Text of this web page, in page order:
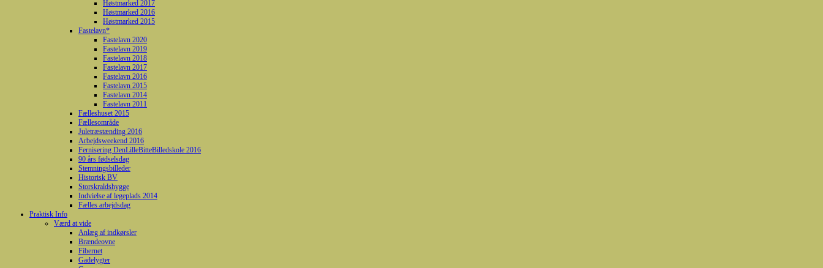
Høstmarked 2017
Høstmarked 2016
Høstmarked 2015
Fastelavn*
Fastelavn 2020
Fastelavn 2019
Fastelavn 2018
Fastelavn 2017
Fastelavn 2016
Fastelavn 2015
Fastelavn 2014
Fastelavn 2011
Fælleshuset 2015
Fællesområde
Juletræstænding 2016
Arbejdsweekend 2016
Fernisering DenLilleBitteBilledskole 2016
90 års fødselsdag
Stemningsbilleder
Historisk BV
Storskraldshygge
Indvielse af legeplads 2014
Fælles arbejdsdag
Praktisk Info
Værd at vide
Anlæg af indkørsler
Brændeovne
Fibernet
Gadelygter